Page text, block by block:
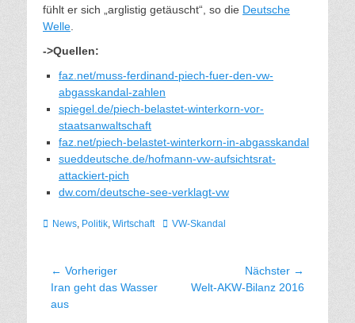
fühlt er sich „arglistig getäuscht“, so die Deutsche
Welle
->Quellen:
faz.net/muss-ferdinand-piech-fuer-den-vw-
abgasskandal-zahlen
spiegel.de/piech-belastet-winterkorn-vor-
staatsanwaltschaft
faz.net/piech-belastet-winterkorn-in-abgasskandal
sueddeutsche.de/hofmann-vw-aufsichtsrat-
attackiert-pich
dw.com/deutsche-see-verklagt-vw
Kategorien
News, Politik, Wirtschaft Schlagworte
VW-Skandal
Beitragsnavigation
← Vorheriger
Vorheriger
Beitrag:
Iran geht das Wasser
aus
Nächster →
Nächster
Welt-AKW-Bilanz 2016